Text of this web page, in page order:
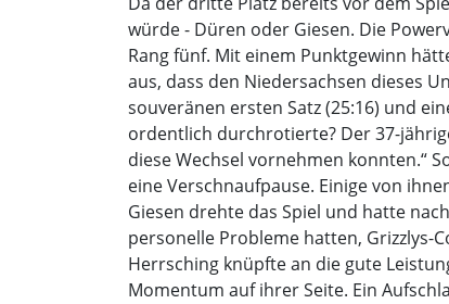
würde - Düren oder Giesen. Die
Rang fünf. Mit einem Punktgewinn
aus, dass den Niedersachsen dieses
souveränen ersten Satz (25:16) und
ordentlich durchrotierte? Der 37-
diese Wechsel vornehmen konnten.“
eine Verschnaufpause. Einige von
Giesen drehte das Spiel und hatte
personelle Probleme hatten, Grizzlys-
Herrsching knüpfte an die gute
Momentum auf ihrer Seite. Ein